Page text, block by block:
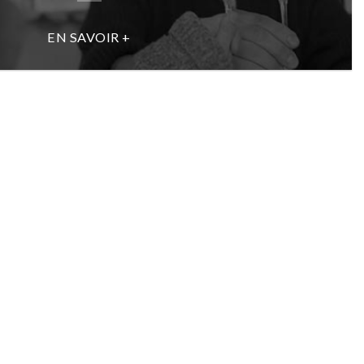
EN SAVOIR +